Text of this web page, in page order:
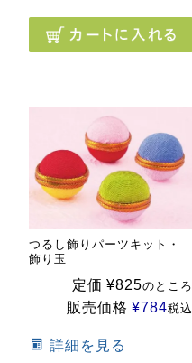
つるし飾りパーツキット・
飾り玉
定価 ¥825のところ
販売価格 ¥784税込
詳細を見る